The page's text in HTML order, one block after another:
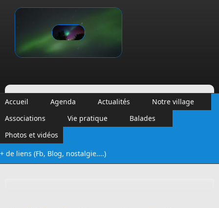
Vinalmont
Accueil Agenda Actualités
Notre village
Associations
Vie pratique
Balades
Photos et vidéos
+ de liens (Fb, Blog, nostalgie....)